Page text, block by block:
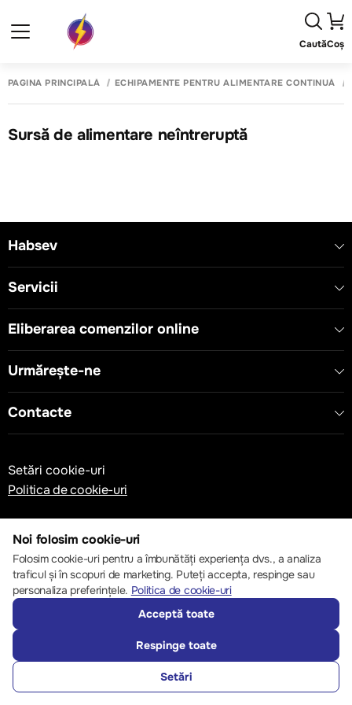
CautăCoș
PAGINA PRINCIPALĂ ECHIPAMENTE PENTRU ALIMENTARE CONTINUĂ
Sursă de alimentare neîntreruptă
Habsev
Servicii
Eliberarea comenzilor online
Urmărește-ne
Contacte
Setări cookie-uri
Politica de cookie-uri
© 2013 – 2026 ECOM
SUNĂ-NE CATALOG AUTENTIFICARE
Noi folosim cookie-uri
Folosim cookie-uri pentru a îmbunătăți experiența dvs., a analiza
traficul și în scopuri de marketing. Puteți accepta, respinge sau
personaliza preferințele. Politica de cookie-uri
Acceptă toate
Respinge toate
Setări